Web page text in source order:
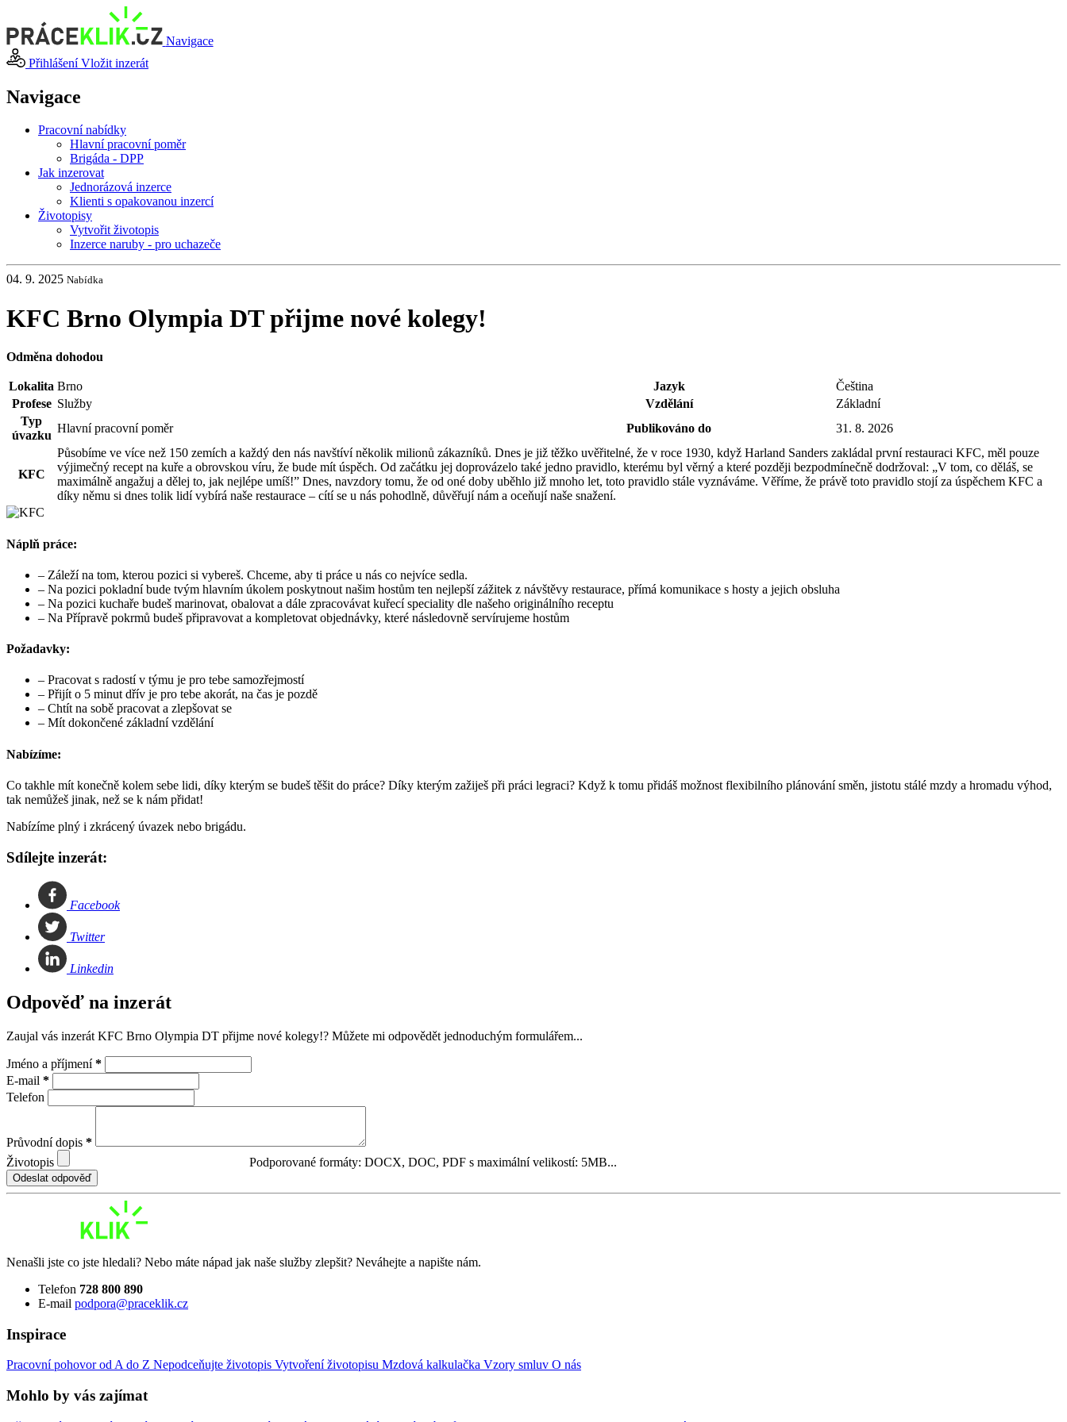
Navigace
PřihlášeníVložit inzerát
Navigace
Pracovní nabídky
Hlavní pracovní poměr
Brigáda - DPP
Jak inzerovat
Jednorázová inzerce
Klienti s opakovanou inzercí
Životopisy
Vytvořit životopis
Inzerce naruby - pro uchazeče
04. 9. 2025 Nabídka
KFC Brno Olympia DT přijme nové kolegy!
Odměna dohodou
Lokalita Brno Jazyk
Čeština
Profese Služby Vzdělání
Základní
Typ
úvazku
Hlavní pracovní poměr Publikováno do 31. 8. 2026
KFC
Působíme ve více než 150 zemích a každý den nás navštíví několik milionů zákazníků. Dnes je již těžko uvěřitelné, že v roce 1930, když Harland Sanders zakládal první restauraci KFC, měl pouze
výjimečný recept na kuře a obrovskou víru, že bude mít úspěch. Od začátku jej doprovázelo také jedno pravidlo, kterému byl věrný a které později bezpodmínečně dodržoval: „V tom, co děláš, se
maximálně angažuj a dělej to, jak nejlépe umíš!” Dnes, navzdory tomu, že od oné doby uběhlo již mnoho let, toto pravidlo stále vyznáváme. Věříme, že právě toto pravidlo stojí za úspěchem KFC a
díky němu si dnes tolik lidí vybírá naše restaurace – cítí se u nás pohodlně, důvěřují nám a oceňují naše snažení.
Náplň práce:
– Záleží na tom, kterou pozici si vybereš. Chceme, aby ti práce u nás co nejvíce sedla.
– Na pozici pokladní bude tvým hlavním úkolem poskytnout našim hostům ten nejlepší zážitek z návštěvy restaurace, přímá komunikace s hosty a jejich obsluha
– Na pozici kuchaře budeš marinovat, obalovat a dále zpracovávat kuřecí speciality dle našeho originálního receptu
– Na Přípravě pokrmů budeš připravovat a kompletovat objednávky, které následovně servírujeme hostům
Požadavky:
– Pracovat s radostí v týmu je pro tebe samozřejmostí
– Přijít o 5 minut dřív je pro tebe akorát, na čas je pozdě
– Chtít na sobě pracovat a zlepšovat se
– Mít dokončené základní vzdělání
Nabízíme:
Co takhle mít konečně kolem sebe lidi, díky kterým se budeš těšit do práce? Díky kterým zažiješ při práci legraci? Když k tomu přidáš možnost flexibilního plánování směn, jistotu stálé mzdy a hromadu výhod,
tak nemůžeš jinak, než se k nám přidat!
Nabízíme plný i zkrácený úvazek nebo brigádu.
Sdílejte inzerát:
Facebook
Twitter
Linkedin
Odpověď na inzerát
Zaujal vás inzerát KFC Brno Olympia DT přijme nové kolegy!? Můžete mi odpovědět jednoduchým formulářem...
Jméno a příjmení*
E-mail *
Telefon
Průvodní dopis *
Životopis
Podporované formáty: DOCX, DOC, PDF s maximální velikostí: 5MB...
Odeslat odpověď
Nenašli jste co jste hledali? Nebo máte nápad jak naše služby zlepšit? Neváhejte a napište nám.
Telefon 728 800 890
E-mail podpora@praceklik.cz
Inspirace
Pracovní pohovor od A do Z Nepodceňujte životopis Vytvoření životopisu Mzdová kalkulačka Vzory smluv O nás
Mohlo by vás zajímat